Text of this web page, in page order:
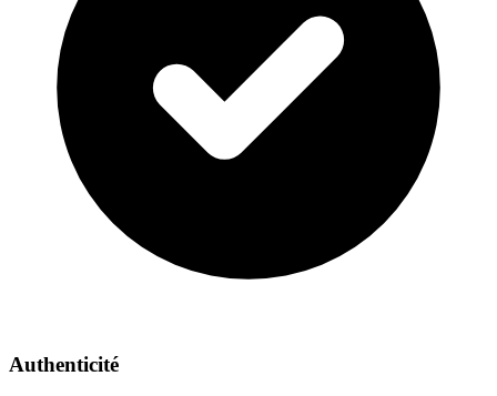
Authenticité